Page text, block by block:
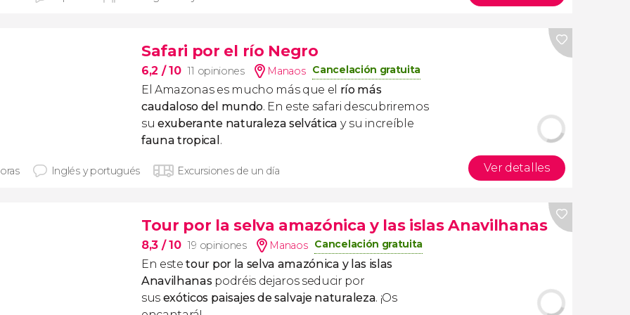
Safari por el río Negro
6,2 / 10 11 opiniones Manaos Cancelación gratuita
El Amazonas es mucho más que el río más
caudaloso del mundo. En este safari descubriremos
suexuberante naturaleza selvática y su increíble
fauna tropical .
Inglés y portugués Excursiones de un día Ver detalles
Tour por la selva amazónica y las islas Anavilhanas
8,3 / 10 19 opiniones Manaos Cancelación gratuita
En estetour por la selva amazónica y las islas
Anavilhanas podréis dejaros seducir por
sus exóticos paisajes de salvaje naturaleza. ¡Os